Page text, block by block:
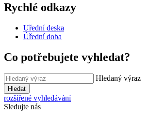
Rychlé odkazy
Uřední deska
Úřední doba
Co potřebujete vyhledat?
Hledaný výraz
Hledat
rozšířené vyhledávání
Sledujte nás